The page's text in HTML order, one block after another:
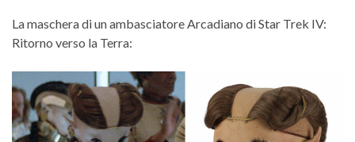
La maschera di un ambasciatore Arcadiano di Star Trek IV:
Ritorno verso la Terra: